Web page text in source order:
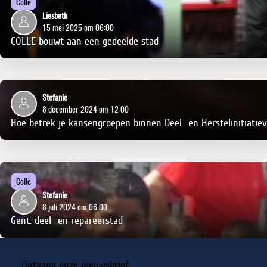
COLLE bouwt aan een gedeelde stad
Liesbeth
15 mei 2025 om 06:00
Hoe betrek je kansengroepen binnen Deel- en
Stefanie
8 december 2024 om 12:00
Gent: deel- en repareerstad
Stefanie
8 juli 2024 om 06:00
Colle